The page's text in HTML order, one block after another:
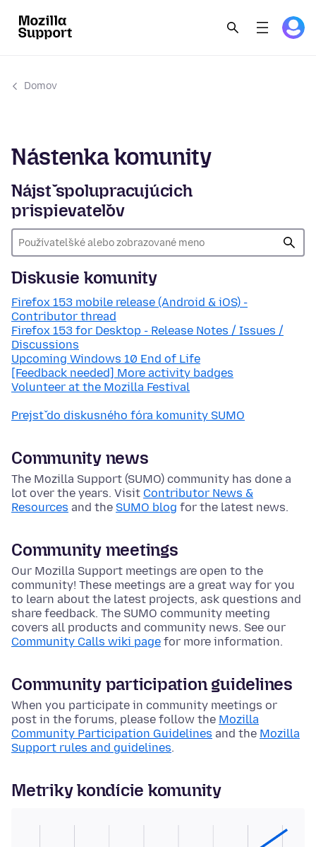
Domov
Nástenka komunity
Nájsť spolupracujúcich
prispievateľov
Diskusie komunity
Firefox 153 mobile release (Android & iOS) -
Contributor thread
Firefox 153 for Desktop - Release Notes / Issues /
Discussions
Upcoming Windows 10 End of Life
[Feedback needed] More activity badges
Volunteer at the Mozilla Festival
Prejsť do diskusného fóra komunity SUMO
Community news
The Mozilla Support (SUMO) community has done a
lot over the years. Visit Contributor News &
Resources and the SUMO blog for the latest news.
Community meetings
Our Mozilla Support meetings are open to the
community! These meetings are a great way for you
to learn about the latest projects, ask questions and
share feedback. The SUMO community meeting
covers all products and community news. See our
Community Calls wiki page for more information.
Community participation guidelines
When you participate in community meetings or
post in the forums, please follow the Mozilla
Community Participation Guidelines and the Mozilla
Support rules and guidelines.
Metriky kondície komunity